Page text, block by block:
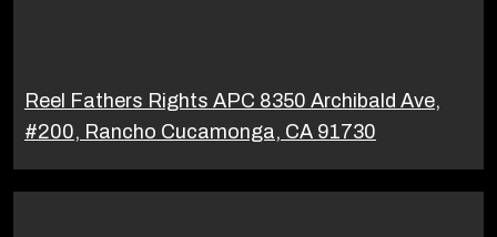
Reel Fathers Rights APC 8350 Archibald Ave,
#200, Rancho Cucamonga, CA 91730